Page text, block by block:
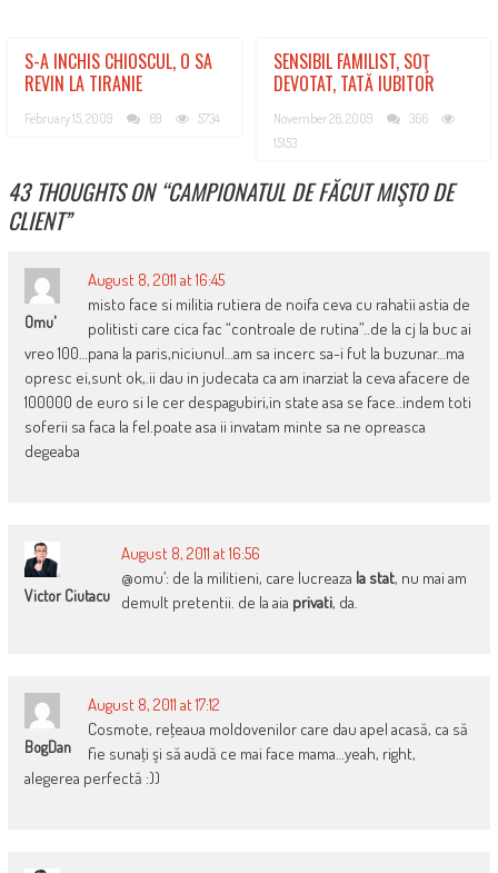
S-A INCHIS CHIOSCUL, O SA
REVIN LA TIRANIE
February 15, 2009 69 5734
SENSIBIL FAMILIST, SOŢ
DEVOTAT, TATĂ IUBITOR
November 26, 2009
366
15153
43 THOUGHTS ON “CAMPIONATUL DE FĂCUT MIŞTO DE
CLIENT”
Omu'
August 8, 2011 at 16:45
misto face si militia rutiera de noifa ceva cu rahatii astia de
politisti care cica fac “controale de rutina”..de la cj la buc ai
vreo 100…pana la paris,niciunul…am sa incerc sa-i fut la buzunar…ma
opresc ei,sunt ok,.ii dau in judecata ca am inarziat la ceva afacere de
100000 de euro si le cer despagubiri,in state asa se face..indem toti
soferii sa faca la fel.poate asa ii invatam minte sa ne opreasca
degeaba
Victor Ciutacu
August 8, 2011 at 16:56
@omu’: de la militieni, care lucreaza la stat, nu mai am
demult pretentii. de la aia privati, da.
BogDan
August 8, 2011 at 17:12
Cosmote, reţeaua moldovenilor care dau apel acasă, ca să
fie sunaţi şi să audă ce mai face mama…yeah, right,
alegerea perfectă :))